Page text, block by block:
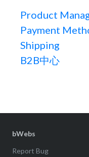
Product
Payment
Shipping
B2B中心
bWebs
Report Bug